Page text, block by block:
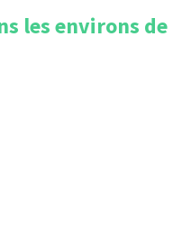
les environs de